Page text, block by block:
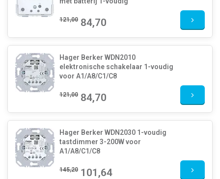
121,00 84,70
Hager Berker WDN2010
elektronische schakelaar 1-voudig
voor A1/A8/C1/C8
121,00 84,70
Hager Berker WDN2030 1-voudig
tastdimmer 3-200W voor
A1/A8/C1/C8
145,20 101,64